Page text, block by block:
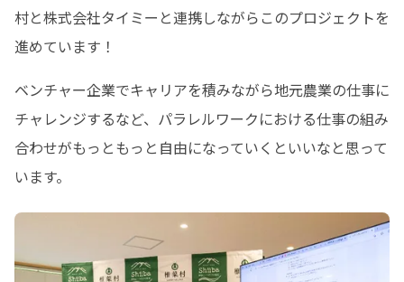
村と株式会社タイミーと連携しながらこのプロジェクトを
進めています！
ベンチャー企業でキャリアを積みながら地元農業の仕事に
チャレンジするなど、パラレルワークにおける仕事の組み
合わせがもっともっと自由になっていくといいなと思って
います。